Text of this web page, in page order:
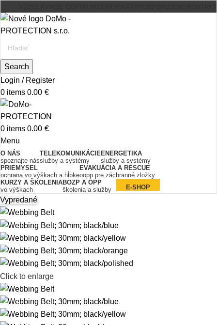
Search
Login / Register
0 items 0.00 €
0 items 0.00 €
Menu
O NÁS
spoznajte nás
TELEKOMUNIKÁCIE
služby a systémy
ENERGETIKA
služby a systémy
PRIEMYSEL
ochrana vo výškach a hĺbke
EVAKUÁCIA A RESCUE
oopp pre záchranné zložky
KURZY A ŠKOLENIA
vo výškach
BOZP A OPP
školenia a služby
E-SHOP
Vypredané
Click to enlarge